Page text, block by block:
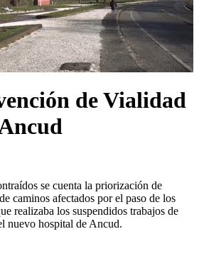
de Vialidad
se cuenta la priorización de
caminos afectados por el paso de los
realizaba los suspendidos trabajos de
nuevo hospital de Ancud.